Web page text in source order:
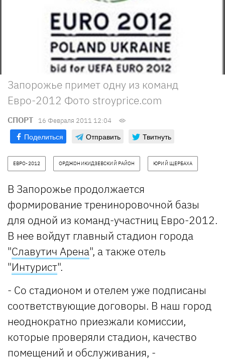
Запорожье примет одну из команд
Евро-2012 Фото stroyprice.com
СПОРТ 16 Февраля 2011 12:04
Поделиться Отправить Твитнуть
ЕВРО-2012 ОРДЖОНИКИДЗЕВСКИЙ РАЙОН ЮРИЙ ЩЕРБАХА
В Запорожье продолжается
формирование трениноровочной базы
для одной из команд-участниц Евро-2012.
В нее войдут главный стадион города
"Славутич Арена", а также отель
"Интурист".
- Со стадионом и отелем уже подписаны
соответствующие договоры. В наш город
неоднократно приезжали комиссии,
которые проверяли стадион, качество
помещений и обслуживания, -